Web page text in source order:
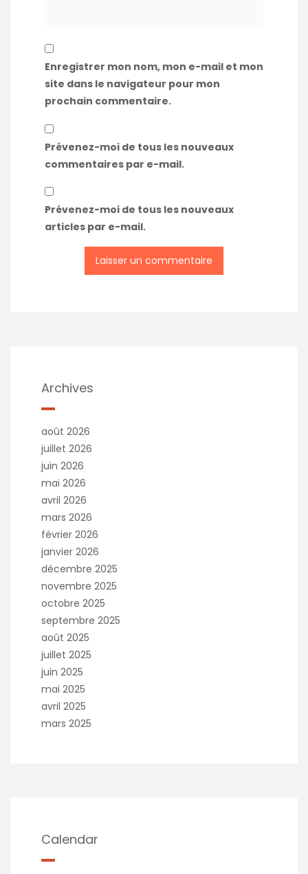
Enregistrer mon nom, mon e-mail et mon
site dans le navigateur pour mon
prochain commentaire.
Prévenez-moi de tous les nouveaux
commentaires par e-mail.
Prévenez-moi de tous les nouveaux
articles par e-mail.
Archives
août 2026
juillet 2026
juin 2026
mai 2026
avril 2026
mars 2026
février 2026
janvier 2026
décembre 2025
novembre 2025
octobre 2025
septembre 2025
août 2025
juillet 2025
juin 2025
mai 2025
avril 2025
mars 2025
Calendar